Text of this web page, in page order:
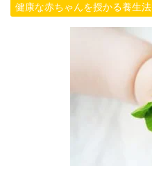
健康な赤ちゃんを授かる養生法